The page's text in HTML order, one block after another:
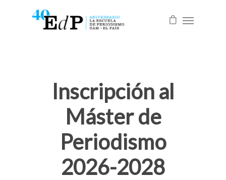
Inscripción al
Máster de
Periodismo
2026-2028